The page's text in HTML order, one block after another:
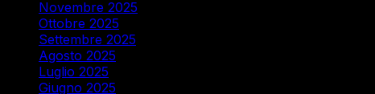
Novembre 2025
Ottobre 2025
Settembre 2025
Agosto 2025
Luglio 2025
Giugno 2025